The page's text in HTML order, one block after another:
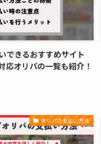
できるおすすめサイト
応オリパの一覧も紹介！
オリパの支払い方法